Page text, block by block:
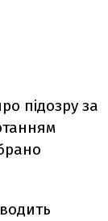
підозру за